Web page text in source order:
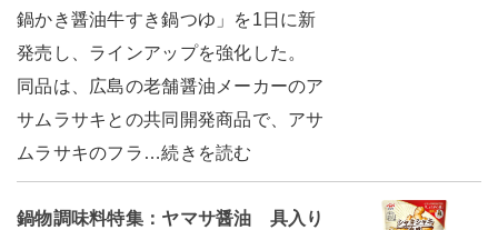
鍋かき醤油牛すき鍋つゆ」を1日に新
発売し、ラインアップを強化した。
同品は、広島の老舗醤油メーカーのア
サムラサキとの共同開発商品で、アサ
ムラサキのフラ…続きを読む
鍋物調味料特集：ヤマサ醤油 具入り